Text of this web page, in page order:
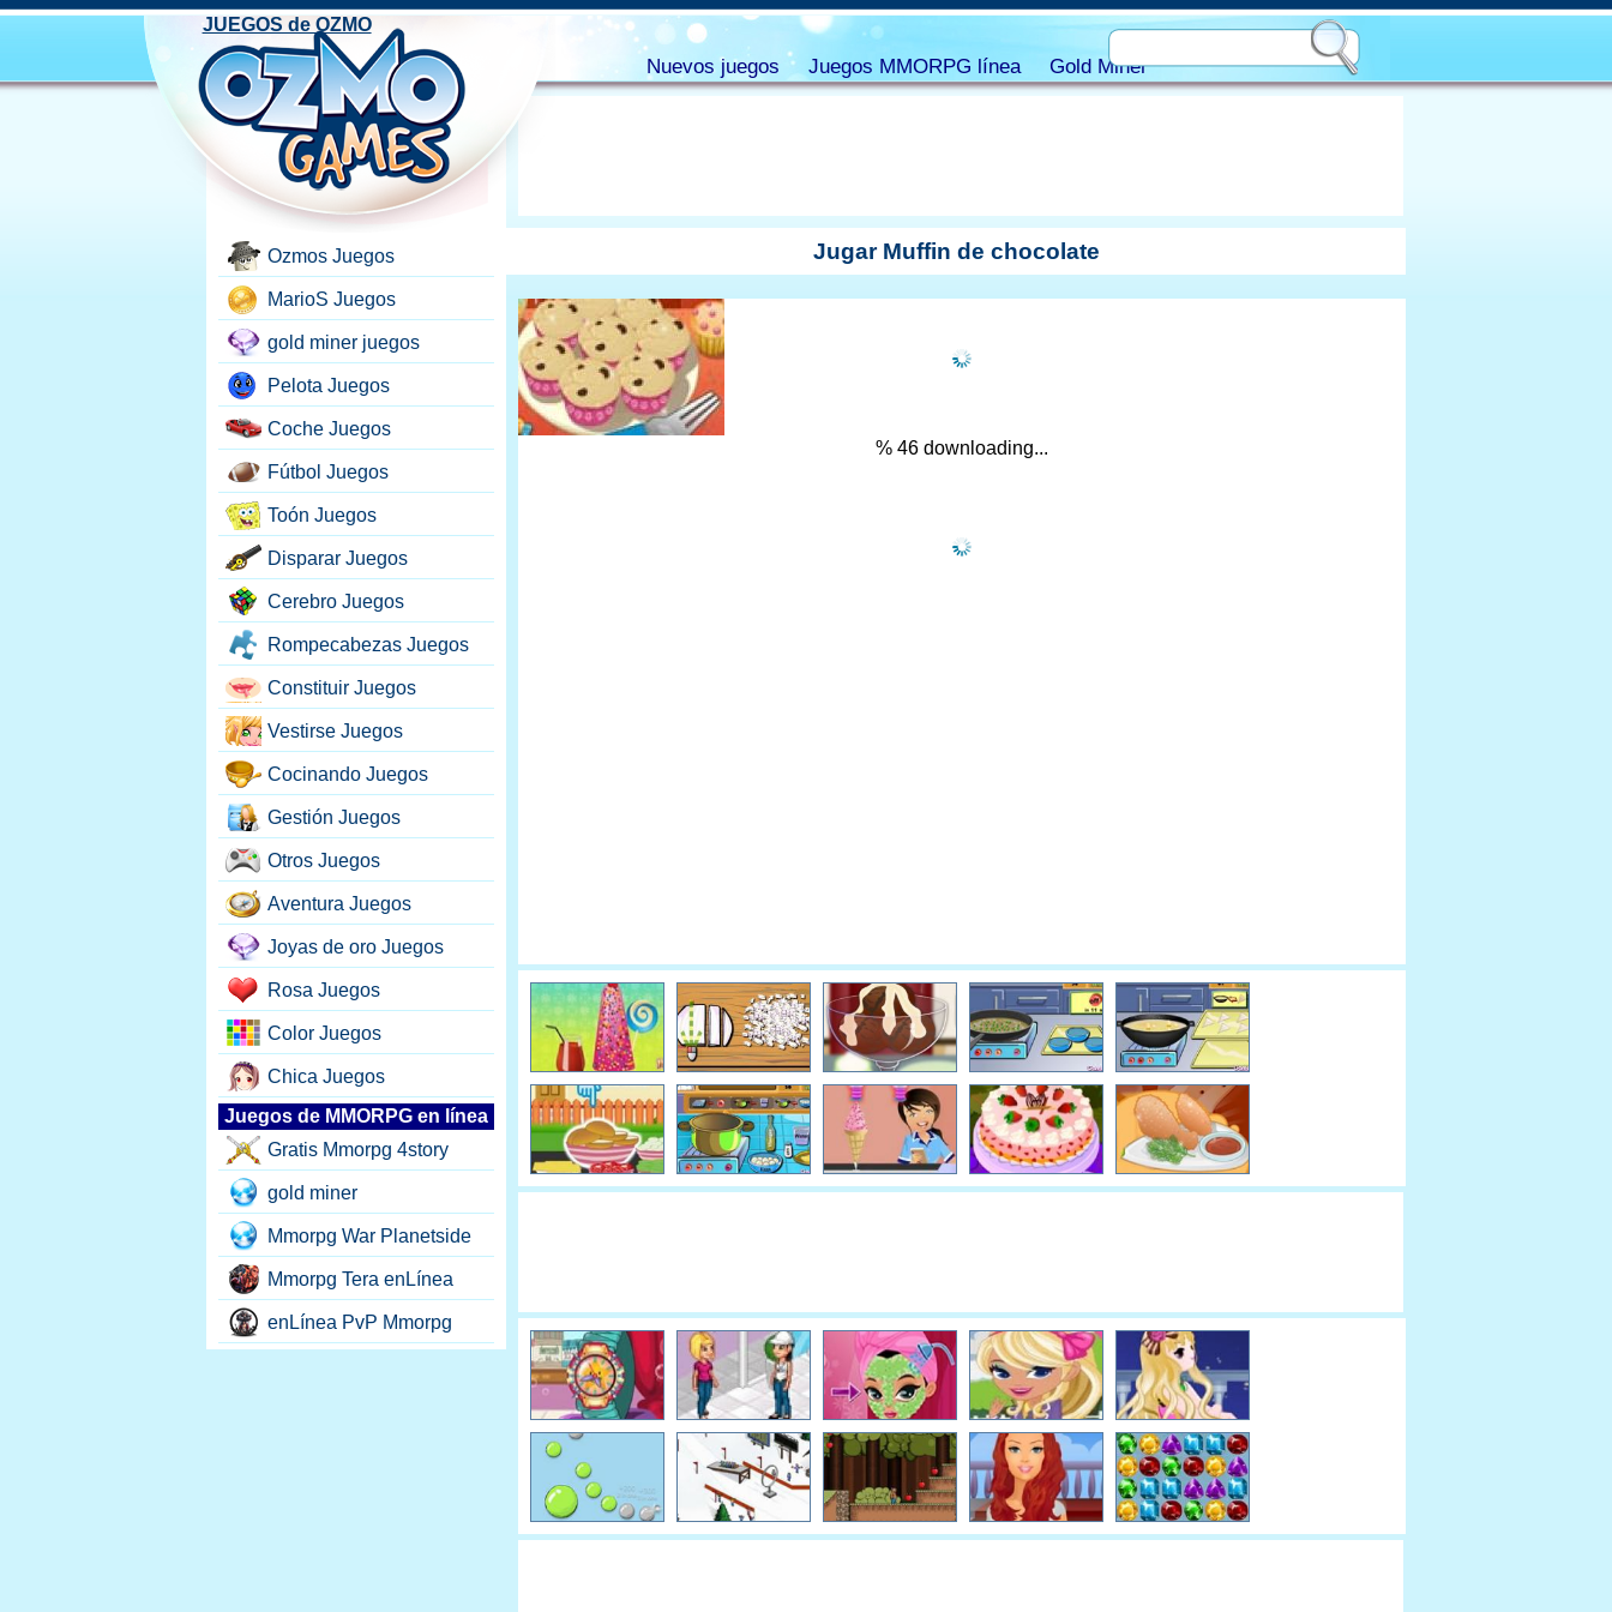
Jugar Muffin de chocolate
% 47 downloading...
Ozmos Juegos
MarioS Juegos
gold miner juegos
Pelota Juegos
Coche Juegos
Fútbol Juegos
Toón Juegos
Disparar Juegos
Cerebro Juegos
Rompecabezas Juegos
Constituir Juegos
Vestirse Juegos
Cocinando Juegos
Gestión Juegos
Otros Juegos
Aventura Juegos
Joyas de oro Juegos
Rosa Juegos
Color Juegos
Chica Juegos
Juegos de MMORPG en línea
Gratis Mmorpg 4story
gold miner
Mmorpg War Planetside
Mmorpg Tera enLínea
enLínea PvP Mmorpg
JUEGOS de OZMO
Nuevos juegos Juegos MMORPG línea Gold Miner